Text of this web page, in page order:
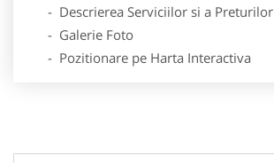
- Descrierea Serviciilor si a Preturilor
- Galerie Foto
- Pozitionare pe Harta Interactiva